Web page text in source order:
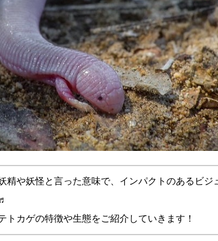
精や妖怪と言った意味で、インパクトのあるビジ
トカゲの特徴や生態をご紹介していきます！